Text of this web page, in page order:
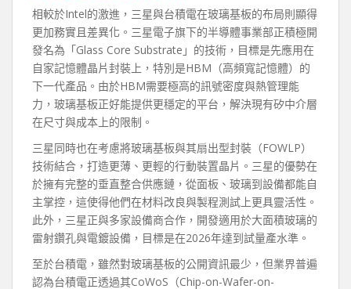
相較於Intel的激進，三星與台積電在玻璃基板的布局則顯得
更加務實且差異化。三星電子旗下的半導體事業部正積極開
發名為「Glass Core Substrate」的技術，目標是先應用在
自家記憶體晶片封裝上，特別是HBM（高頻寬記憶體）的
下一代產品。由於HBM需要極高的訊號密度與熱管理能
力，玻璃基板正好能提供更穩定的平台，解決現有矽中介層
在尺寸與成本上的限制。
三星同時也在考慮將玻璃基板與其扇出型封裝（FOWLP）
技術結合，打造更薄、更輕的行動裝置晶片。三星的優勢在
於擁有完整的垂直整合供應鏈，從面板、玻璃到設備都能自
主掌控，這使得他們在材料改良與製程測試上更具靈活性。
此外，三星正與多家設備商合作，開發適用於大面積玻璃的
雷射鑽孔與電鍍設備，目標是在2026年達到試量產水準。
至於台積電，雖然對玻璃基板的公開資訊最少，但業界普遍
認為台積電正透過其CoWoS（Chip-on-Wafer-on-